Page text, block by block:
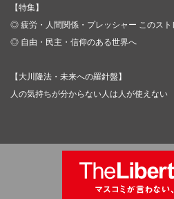
【特集】
◎ 疲労・人間関係・プレッシャー このスト
◎ 自由・民主・信仰のある世界へ
【大川隆法・未来への羅針盤】
人の気持ちが分からない人は人が使えない